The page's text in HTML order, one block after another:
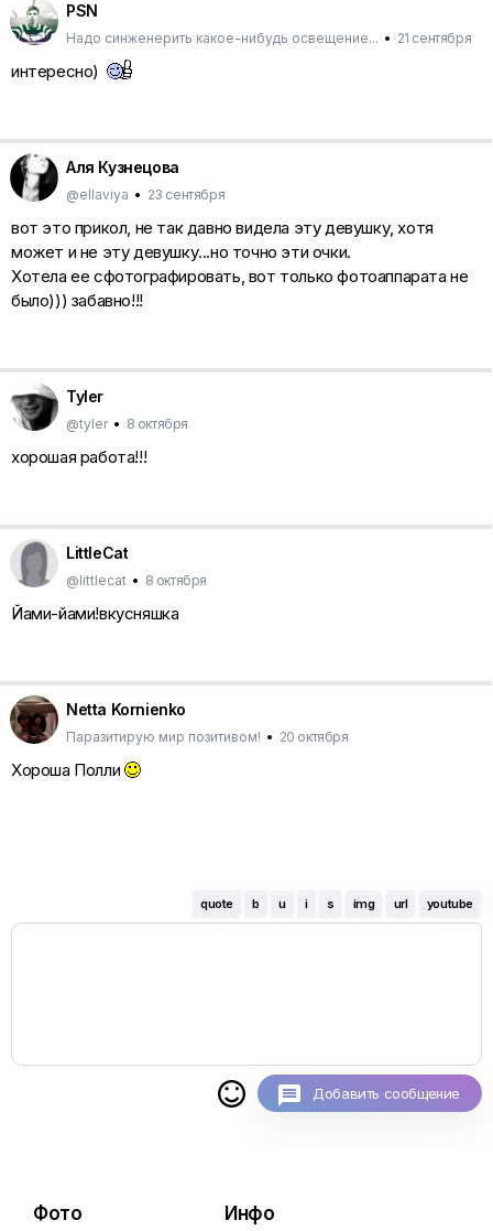
PSN
Надо синженерить какое-нибудь освещение... • 21 сентября
интересно)
Аля Кузнецова
@ellaviya • 23 сентября
вот это прикол, не так давно видела эту девушку, хотя
может и не эту девушку...но точно эти очки.
Хотела ее сфотографировать, вот только фотоаппарата не
было))) забавно!!!
Tyler
@tyler • 8 октября
хорошая работа!!!
LittleCat
@littlecat • 8 октября
Йами-йами!вкусняшка
Netta Kornienko
Паразитирую мир позитивом! • 20 октября
Хороша Полли
quote b u i s img url youtube
 Добавить сообщение
Фото Инфо